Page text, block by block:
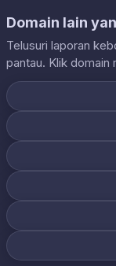
Domain lain
Telusuri laporan
pantau. Klik domain